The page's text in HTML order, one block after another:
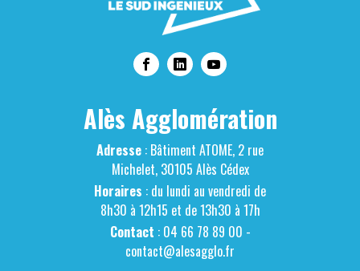
Alès Agglomération
Adresse : Bâtiment ATOME, 2 rue
Michelet, 30105 Alès Cédex
Horaires : du lundi au vendredi de
8h30 à 12h15 et de 13h30 à 17h
Contact : 04 66 78 89 00 -
contact@alesagglo.fr